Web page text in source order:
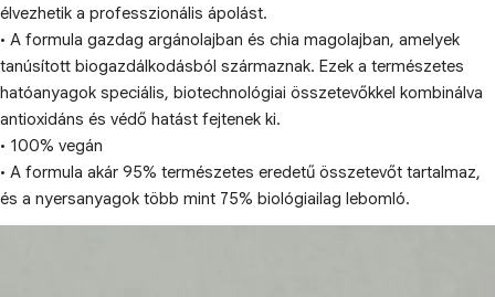
élvezhetik a professzionális ápolást.
• A formula gazdag argánolajban és chia magolajban, amelyek
tanúsított biogazdálkodásból származnak. Ezek a természetes
hatóanyagok speciális, biotechnológiai összetevőkkel kombinálva
antioxidáns és védő hatást fejtenek ki.
• 100% vegán
• A formula akár 95% természetes eredetű összetevőt tartalmaz,
és a nyersanyagok több mint 75% biológiailag lebomló.